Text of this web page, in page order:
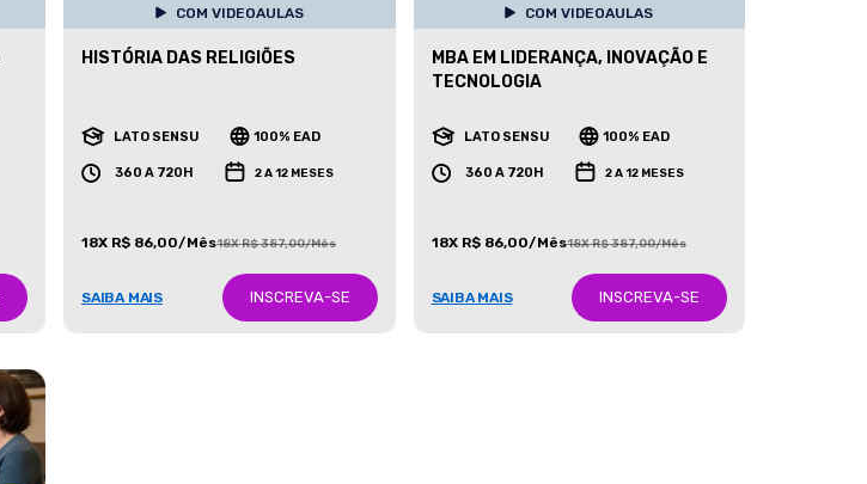
COM VIDEOAULAS
HISTÓRIA DAS RELIGIÕES
LATO SENSU 100% EAD
360 A 720H 2 A 12 MESES
18X R$ 86,00/Mês18X R$ 387,00/Mês
SAIBA MAIS INSCREVA-SE
COM VIDEOAULAS
MBA EM LIDERANÇA, INOVAÇÃO E
TECNOLOGIA
LATO SENSU 100% EAD
360 A 720H 2 A 12 MESES
18X R$ 86,00/Mês18X R$ 387,00/Mês
SAIBA MAIS INSCREVA-SE